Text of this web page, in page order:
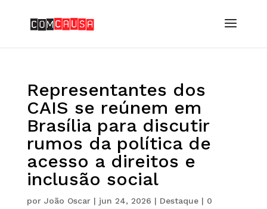
Representantes dos
CAIS se reúnem em
Brasília para discutir
rumos da política de
acesso a direitos e
inclusão social
por João Oscar| jun 24, 2026 | Destaque| 0